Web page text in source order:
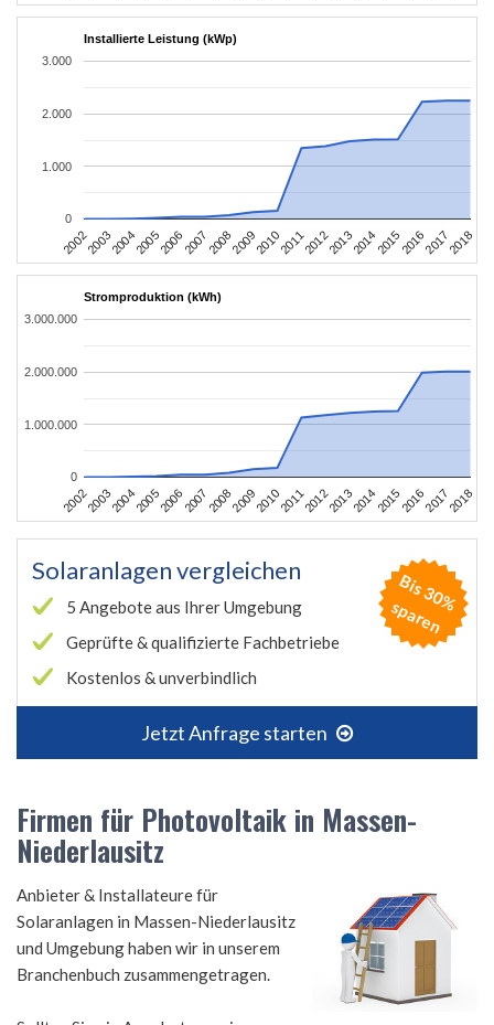
Installierte Leistung (kWp)
20022003200420052006200720082009201020112012201320142015201620172018
0
1.000
2.000
3.000
Stromproduktion (kWh)
20022003200420052006200720082009201020112012201320142015201620172018
0
1.000.000
2.000.000
3.000.000
Solaranlagen vergleichen
5 Angebote aus Ihrer Umgebung
Geprüfte & qualifizierte Fachbetriebe
Kostenlos & unverbindlich
Jetzt Anfrage starten
B
is
3
0
%
s
p
a
r
e
n
Firmen für Photovoltaik in Massen-
Niederlausitz
Anbieter & Installateure für
Solaranlagen in Massen-Niederlausitz
und Umgebung haben wir in unserem
Branchenbuch zusammengetragen.